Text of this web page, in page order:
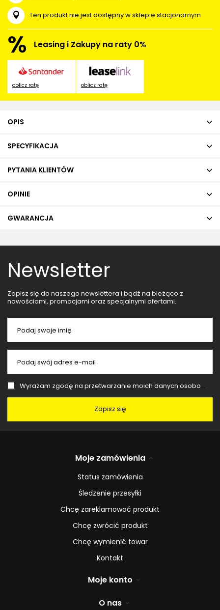
Ten produkt nie jest dostępny w sklepie stacjonarnym
% Leasing i Zakupy na raty 0%
oblicz ratę oblicz ratę
OPIS
SPECYFIKACJA
PYTANIA KLIENTÓW
OPINIE
GWARANCJA
Newsletter
Zapisz się do naszego newslettera i bądź na bieżąco z
nowościami, promocjami oraz specjalnymi ofertami.
Podaj swoje imię
Podaj swój adres e-mail
Wyrażam zgodę na przetwarzanie moich danych osobowych (adres e-mail) na potrzeby wysyłki newslettera z informacją handlową (marketing). Więcej w
Zapisz się
Moje zamówienia
Status zamówienia
Śledzenie przesyłki
Chcę zareklamować produkt
Chcę zwrócić produkt
Chcę wymienić towar
Kontakt
Moje konto
O nas